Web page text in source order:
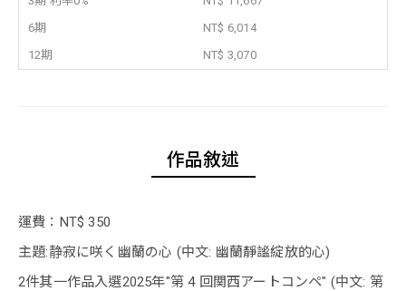
6期
NT$ 6,014
12期
NT$ 3,070
作品敘述
運費：NT$ 350
主題:静寂に咲く幽蘭の心 (中文: 幽蘭靜謐綻放的心)
2件其一作品入選2025年"第 4 回関西アートコンペ" (中文: 第